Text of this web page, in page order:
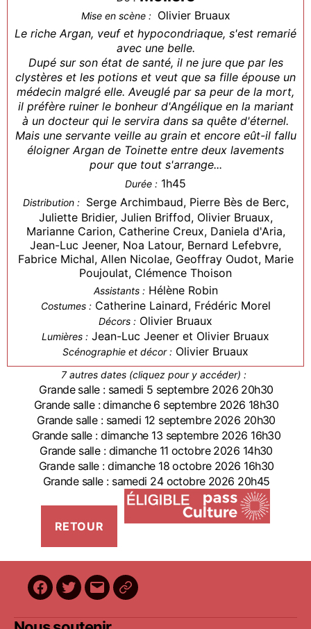
Mise en scène : Olivier Bruaux
Le riche Argan, veuf et hypocondriaque, s'est remarié
avec une belle.
Dupé sur son état de santé, il ne jure que par les
clystères et les potions et veut que sa fille épouse un
médecin malgré elle. Aveuglé par sa peur de la mort,
il préfère ruiner le bonheur d'Angélique en la mariant
à un docteur qui le servira dans sa quête d'éternel.
Mais une servante veille au grain et encore eût-il fallu
éloigner Argan de Toinette entre deux lavements
pour que tout s'arrange...
Durée : 1h45
Distribution : Serge Archimbaud, Pierre Bès de Berc,
Juliette Bridier, Julien Briffod, Olivier Bruaux,
Marianne Carion, Catherine Creux, Daniela d'Aria,
Jean-Luc Jeener, Noa Latour, Bernard Lefebvre,
Fabrice Michal, Allen Nicolae, Geoffray Oudot, Marie
Poujoulat, Clémence Thoison
Assistants : Hélène Robin
Costumes : Catherine Lainard, Frédéric Morel
Décors : Olivier Bruaux
Lumières : Jean-Luc Jeener et Olivier Bruaux
Scénographie et décor : Olivier Bruaux
7 autres dates (cliquez pour y accéder) :
Grande salle : samedi 5 septembre 2026 20h30
Grande salle : dimanche 6 septembre 2026 18h30
Grande salle : samedi 12 septembre 2026 20h30
Grande salle : dimanche 13 septembre 2026 16h30
Grande salle : dimanche 11 octobre 2026 14h30
Grande salle : dimanche 18 octobre 2026 16h30
Grande salle : samedi 24 octobre 2026 20h45
Facebook
Twitter
E-
mail
BilletReduc